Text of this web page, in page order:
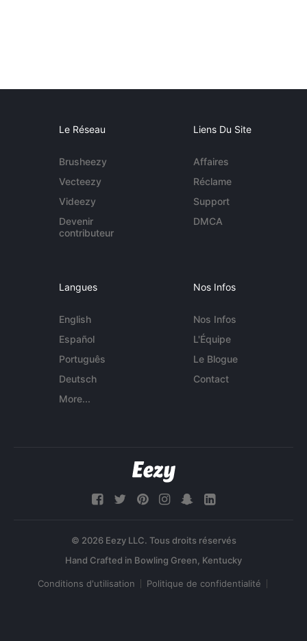
Le Réseau
Brusheezy
Vecteezy
Videezy
Devenir
contributeur
Liens Du Site
Affaires
Réclame
Support
DMCA
Langues
English
Español
Português
Deutsch
More...
Nos Infos
Nos Infos
L'Équipe
Le Blogue
Contact
© 2026 Eezy LLC. Tous droits réservés
Conditions d'utilisation Politique de confidentialité